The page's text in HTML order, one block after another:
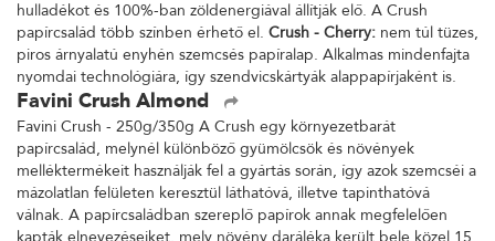
hulladékot és 100%-ban zöldenergiával állítják elő. A Crush
papírcsalád több színben érhető el. Crush - Cherry: nem túl tüzes,
piros árnyalatú enyhén szemcsés papíralap. Alkalmas mindenfajta
nyomdai technológiára, így szendvicskártyák alappapírjaként is.
Favini Crush Almond
Favini Crush - 250g/350g A Crush egy környezetbarát
papírcsalád, melynél különböző gyümölcsök és növények
melléktermékeit használják fel a gyártás során, így azok szemcséi a
mázolatlan felületen keresztül láthatóvá, illetve tapinthatóvá
válnak. A papírcsaládban szereplő papírok annak megfelelően